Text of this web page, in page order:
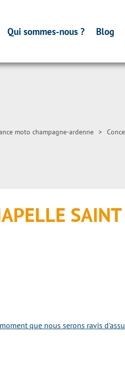
Qui sommes-nous ? Blog
moto champagne-ardenne >
SAINT
que nous serons ravis